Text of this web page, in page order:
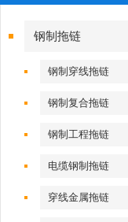
钢制拖链
钢制穿线拖链
钢制复合拖链
钢制工程拖链
电缆钢制拖链
穿线金属拖链